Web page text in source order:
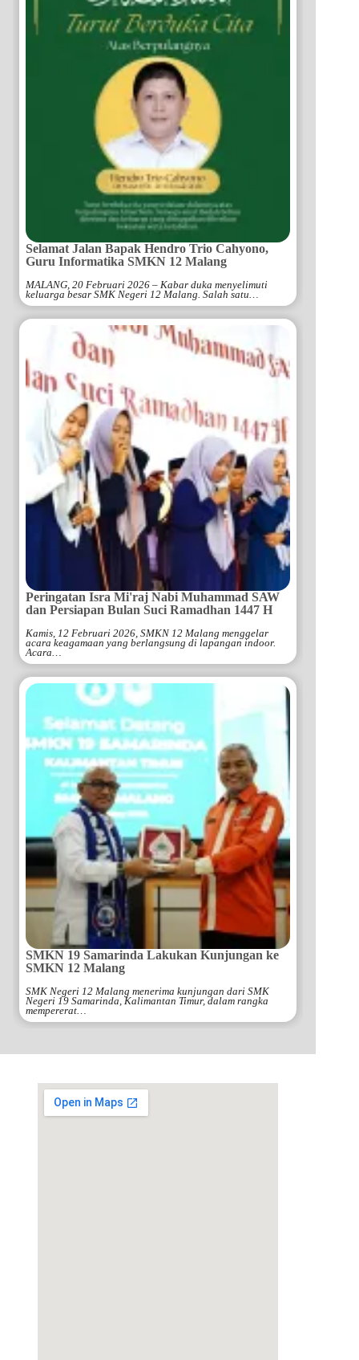
Selamat Jalan Bapak Hendro Trio Cahyono,
Guru Informatika SMKN 12 Malang
MALANG, 20 Februari 2026 – Kabar duka menyelimuti
keluarga besar SMK Negeri 12 Malang. Salah satu…
Peringatan Isra Mi'raj Nabi Muhammad SAW
dan Persiapan Bulan Suci Ramadhan 1447 H
Kamis, 12 Februari 2026, SMKN 12 Malang menggelar
acara keagamaan yang berlangsung di lapangan indoor.
Acara…
SMKN 19 Samarinda Lakukan Kunjungan ke
SMKN 12 Malang
SMK Negeri 12 Malang menerima kunjungan dari SMK
Negeri 19 Samarinda, Kalimantan Timur, dalam rangka
mempererat…